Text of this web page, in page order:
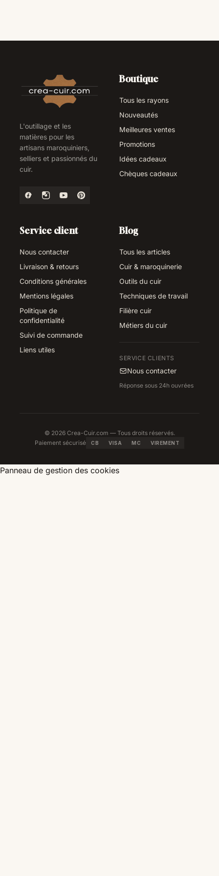
L'outillage et les
matières pour les
artisans maroquiniers,
selliers et passionnés du
cuir.
Boutique
Tous les rayons
Nouveautés
Meilleures ventes
Promotions
Idées cadeaux
Chèques cadeaux
Service client
Nous contacter
Livraison & retours
Conditions générales
Mentions légales
Politique de
confidentialité
Suivi de commande
Liens utiles
Blog
Tous les articles
Cuir & maroquinerie
Outils du cuir
Techniques de travail
Filière cuir
Métiers du cuir
SERVICE CLIENTS
Nous contacter
Réponse sous 24h ouvrées
© 2026 Crea-Cuir.com — Tous droits réservés.
Paiement sécurisé
CB VISA MC VIREMENT
Panneau de gestion des cookies